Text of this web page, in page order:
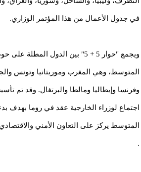
في جدول الأعمال من هذا المؤتمر الوزاري.
ويجمع "حوار 5 + 5" بين الدول المطلة
المتوسط، وهي المغرب وموريتانيا وتونس
اجتماع لوزراء الخارجية عقد في روما بهدف
المتوسط ​​يركز على التعاون الأمني
.